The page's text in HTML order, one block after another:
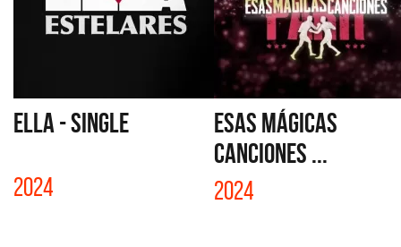
ELLA - SINGLE
2024
ESAS MÁGICAS
CANCIONES ...
2024